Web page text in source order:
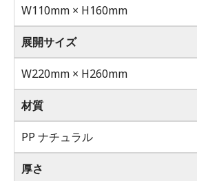
W110mm × H160mm
展開サイズ
W220mm × H260mm
材質
PP ナチュラル
厚さ